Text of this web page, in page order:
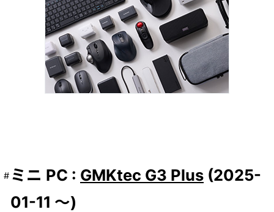
ミニ PC : GMKtec G3 Plus (2025-
01-11 ～)